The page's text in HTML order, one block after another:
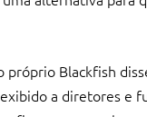
próprio Blackfish
a diretores e